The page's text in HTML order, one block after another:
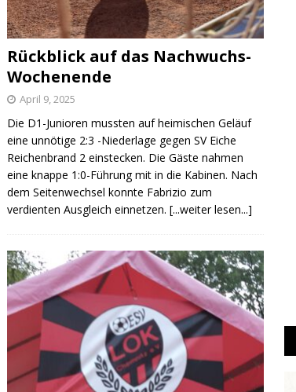
Rückblick auf das Nachwuchs-
Wochenende
April 9, 2025
Die D1-Junioren mussten auf heimischen Geläuf
eine unnötige 2:3 -Niederlage gegen SV Eiche
Reichenbrand 2 einstecken. Die Gäste nahmen
eine knappe 1:0-Führung mit in die Kabinen. Nach
dem Seitenwechsel konnte Fabrizio zum
verdienten Ausgleich einnetzen. [...weiter lesen...]